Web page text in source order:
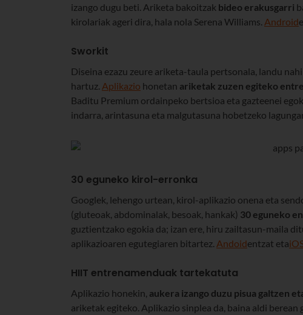
izango dugu beti. Ariketa bakoitzak bideo erakusgarri
kirolariak ageri dira, hala nola Serena Williams. Android
Sworkit
Diseina ezazu zeure ariketa-taula pertsonala, landu
hartuz. Aplikazio honetan ariketak zuzen egiteko
Baditu Premium ordainpeko bertsioa eta gazteenei
indarra, arintasuna eta malgutasuna hobetzeko
30 eguneko kirol-erronka
Googlek, lehengo urtean, kirol-aplikazio onena eta
(gluteoak, abdominalak, besoak, hankak) 30 eguneko
guztientzako egokia da; izan ere, hiru zailtasun-maila
aplikazioaren egutegiaren bitartez. Andoidentzat eta
HIIT entrenamenduak tartekatuta
Aplikazio honekin, aukera izango duzu pisua galtzen
ariketak egiteko. Aplikazio sinplea da, baina aldi